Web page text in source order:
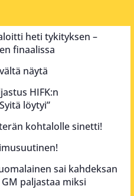
heti tykityksen –
finaalissa
näytä
HIFK:n
löytyi”
kohtalolle sinetti!
sai kahdeksan
paljastaa miksi